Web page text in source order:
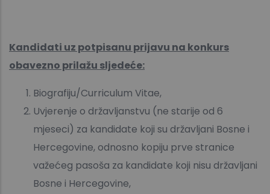
Kandidati uz potpisanu prijavu na konkurs
obavezno prilažu sljedeće:
Biografiju/Curriculum Vitae,
Uvjerenje o državljanstvu (ne starije od 6
mjeseci) za kandidate koji su državljani Bosne i
Hercegovine, odnosno kopiju prve stranice
važećeg pasoša za kandidate koji nisu državljani
Bosne i Hercegovine,